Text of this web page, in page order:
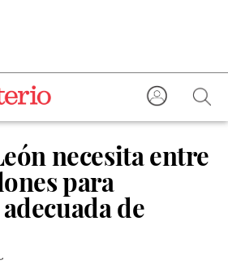
necesita entre
para
de